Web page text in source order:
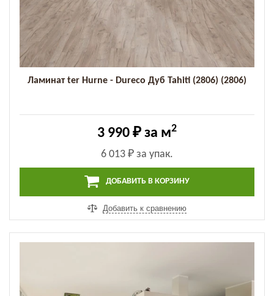
Ламинат ter Hurne - Dureco Дуб Tahiti (2806) (2806)
3 990 ₽ за м2
6 013 ₽ за упак.
ДОБАВИТЬ В КОРЗИНУ
Добавить к сравнению